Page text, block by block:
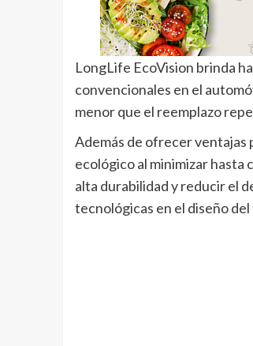
LongLife EcoVision brinda
convencionales en el
menor que el reemplazo
Además de ofrecer ventajas
ecológico al minimizar hasta
alta durabilidad y reducir el
tecnológicas en el diseño